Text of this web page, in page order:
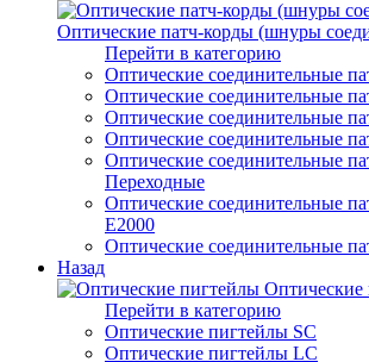
Оптические патч-корды (шнуры
Перейти в категорию
Оптические соединительные
Оптические соединительные
Оптические соединительные
Оптические соединительные
Оптические соединительные
Переходные
Оптические соединительные
E2000
Оптические соединительные
Назад
Оптические
Перейти в категорию
Оптические пигтейлы SC
Оптические пигтейлы LC